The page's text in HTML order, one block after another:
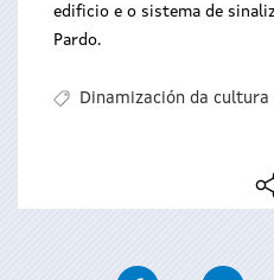
edificio e o sistema de
Pardo.
Dinamización da cultura